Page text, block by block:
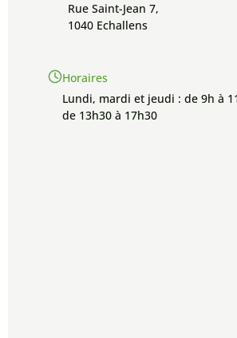
Rue Saint-Jean 7,
1040 Echallens
Horaires
Lundi, mardi et jeudi : de 9h à
de 13h30 à 17h30